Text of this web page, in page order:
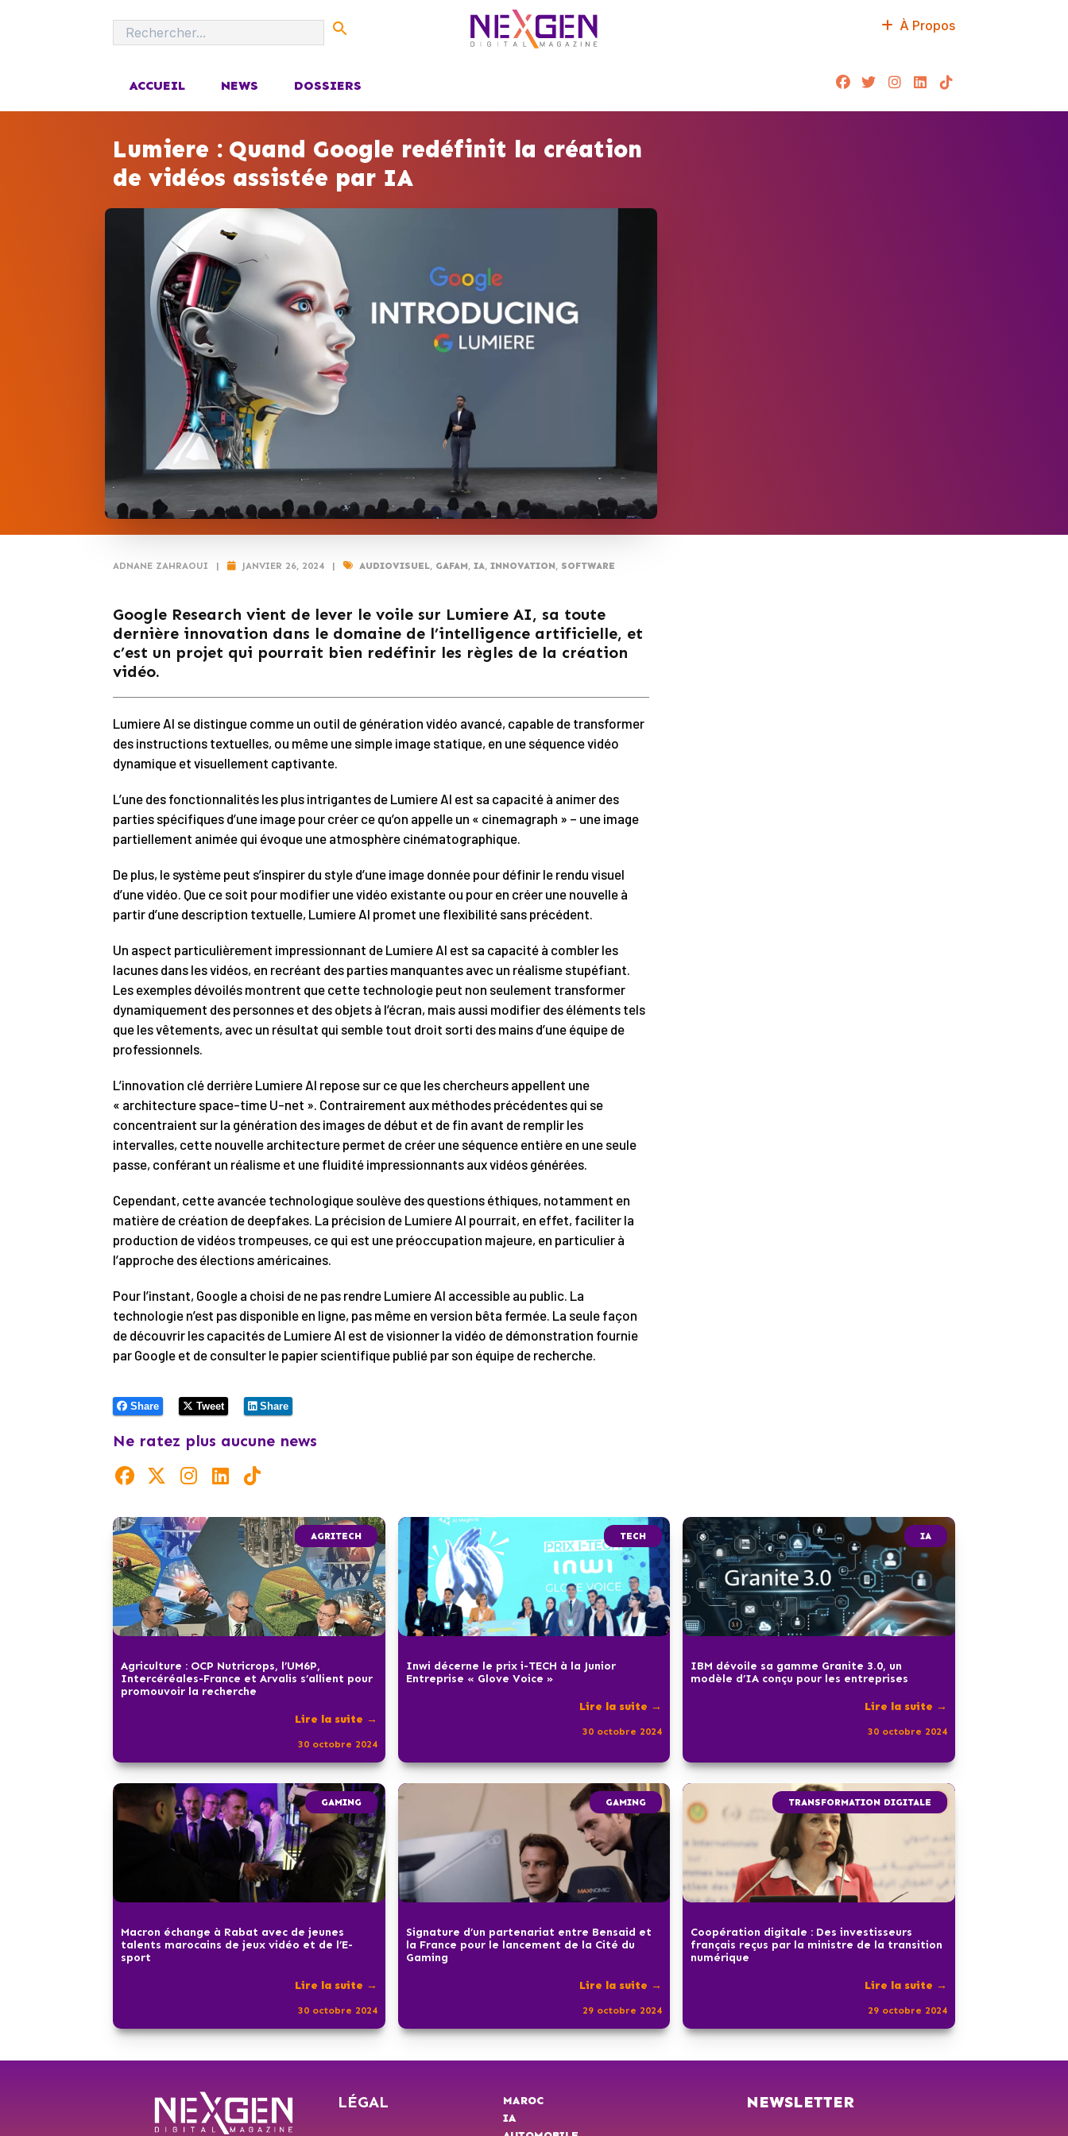
À Propos
ACCUEIL NEWS DOSSIERS
Lumiere : Quand Google redéfinit la création
de vidéos assistée par IA
ADNANE ZAHRAOUI | JANVIER 26, 2024 | AUDIOVISUEL, GAFAM, IA, INNOVATION, SOFTWARE
Google Research vient de lever le voile sur Lumiere AI, sa toute
dernière innovation dans le domaine de l’intelligence artificielle, et
c’est un projet qui pourrait bien redéfinir les règles de la création
vidéo.
Lumiere AI se distingue comme un outil de génération vidéo avancé, capable de transformer
des instructions textuelles, ou même une simple image statique, en une séquence vidéo
dynamique et visuellement captivante.
L’une des fonctionnalités les plus intrigantes de Lumiere AI est sa capacité à animer des
parties spécifiques d’une image pour créer ce qu’on appelle un « cinemagraph » – une image
partiellement animée qui évoque une atmosphère cinématographique.
De plus, le système peut s’inspirer du style d’une image donnée pour définir le rendu visuel
d’une vidéo. Que ce soit pour modifier une vidéo existante ou pour en créer une nouvelle à
partir d’une description textuelle, Lumiere AI promet une flexibilité sans précédent.
Un aspect particulièrement impressionnant de Lumiere AI est sa capacité à combler les
lacunes dans les vidéos, en recréant des parties manquantes avec un réalisme stupéfiant.
Les exemples dévoilés montrent que cette technologie peut non seulement transformer
dynamiquement des personnes et des objets à l’écran, mais aussi modifier des éléments tels
que les vêtements, avec un résultat qui semble tout droit sorti des mains d’une équipe de
professionnels.
L’innovation clé derrière Lumiere AI repose sur ce que les chercheurs appellent une
« architecture space-time U-net ». Contrairement aux méthodes précédentes qui se
concentraient sur la génération des images de début et de fin avant de remplir les
intervalles, cette nouvelle architecture permet de créer une séquence entière en une seule
passe, conférant un réalisme et une fluidité impressionnants aux vidéos générées.
Cependant, cette avancée technologique soulève des questions éthiques, notamment en
matière de création de deepfakes. La précision de Lumiere AI pourrait, en effet, faciliter la
production de vidéos trompeuses, ce qui est une préoccupation majeure, en particulier à
l’approche des élections américaines.
Pour l’instant, Google a choisi de ne pas rendre Lumiere AI accessible au public. La
technologie n’est pas disponible en ligne, pas même en version bêta fermée. La seule façon
de découvrir les capacités de Lumiere AI est de visionner la vidéo de démonstration fournie
par Google et de consulter le papier scientifique publié par son équipe de recherche.
Share Tweet Share
Ne ratez plus aucune news
AGRITECH
Agriculture : OCP Nutricrops, l’UM6P,
Intercéréales-France et Arvalis s’allient pour
promouvoir la recherche
Lire la suite →
30 octobre 2024
TECH
Inwi décerne le prix i-TECH à la Junior
Entreprise « Glove Voice »
Lire la suite →
30 octobre 2024
IA
IBM dévoile sa gamme Granite 3.0, un
modèle d’IA conçu pour les entreprises
Lire la suite →
30 octobre 2024
GAMING
Macron échange à Rabat avec de jeunes
talents marocains de jeux vidéo et de l’E-
sport
Lire la suite →
30 octobre 2024
GAMING
Signature d’un partenariat entre Bensaid et
la France pour le lancement de la Cité du
Gaming
Lire la suite →
29 octobre 2024
TRANSFORMATION DIGITALE
Coopération digitale : Des investisseurs
français reçus par la ministre de la transition
numérique
Lire la suite →
29 octobre 2024
LÉGAL
MAROC
IA
NEWSLETTER